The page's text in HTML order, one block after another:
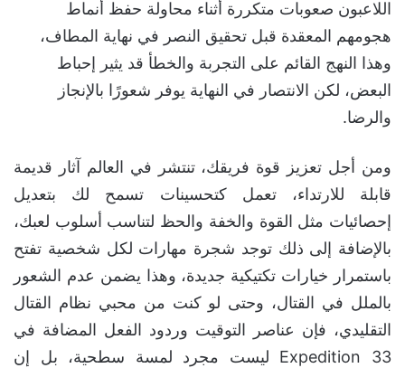
اللاعبون صعوبات متكررة أثناء محاولة حفظ أنماط
هجومهم المعقدة قبل تحقيق النصر في نهاية المطاف،
وهذا النهج القائم على التجربة والخطأ قد يثير إحباط
البعض، لكن الانتصار في النهاية يوفر شعورًا بالإنجاز
والرضا.
ومن أجل تعزيز قوة فريقك، تنتشر في العالم آثار قديمة
قابلة للارتداء، تعمل كتحسينات تسمح لك بتعديل
إحصائيات مثل القوة والخفة والحظ لتناسب أسلوب لعبك،
بالإضافة إلى ذلك توجد شجرة مهارات لكل شخصية تفتح
باستمرار خيارات تكتيكية جديدة، وهذا يضمن عدم الشعور
بالملل في القتال، وحتى لو كنت من محبي نظام القتال
التقليدي، فإن عناصر التوقيت وردود الفعل المضافة في
Expedition 33 ليست مجرد لمسة سطحية، بل إن